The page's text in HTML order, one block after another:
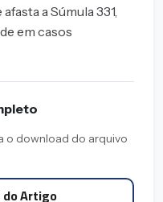
a Súmula 331,
em casos
o download do arquivo
do Artigo